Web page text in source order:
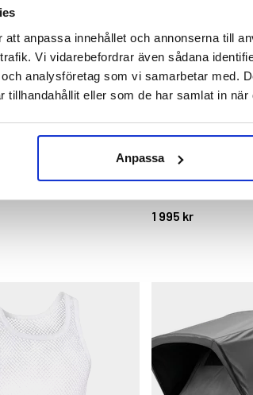
anpassa innehållet och annonserna till
Vi vidarebefordrar även sådana
analysföretag som vi samarbetar med.
tillhandahållit eller som de har samlat in
AnpassaFRILUFTSKÄNGA
1 995 kr